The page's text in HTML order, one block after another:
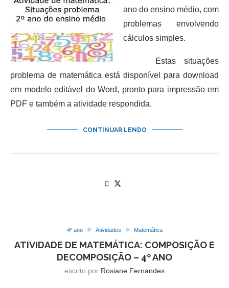
ano do ensino médio, com
problemas envolvendo
cálculos simples.
Estas situações
problema de matemática está disponível para download
em modelo editável do Word, pronto para impressão em
PDF e também a atividade respondida.
CONTINUAR LENDO
4º ano Atividades Matemática
ATIVIDADE DE MATEMÁTICA: COMPOSIÇÃO E
DECOMPOSIÇÃO – 4º ANO
escrito por Rosiane Fernandes